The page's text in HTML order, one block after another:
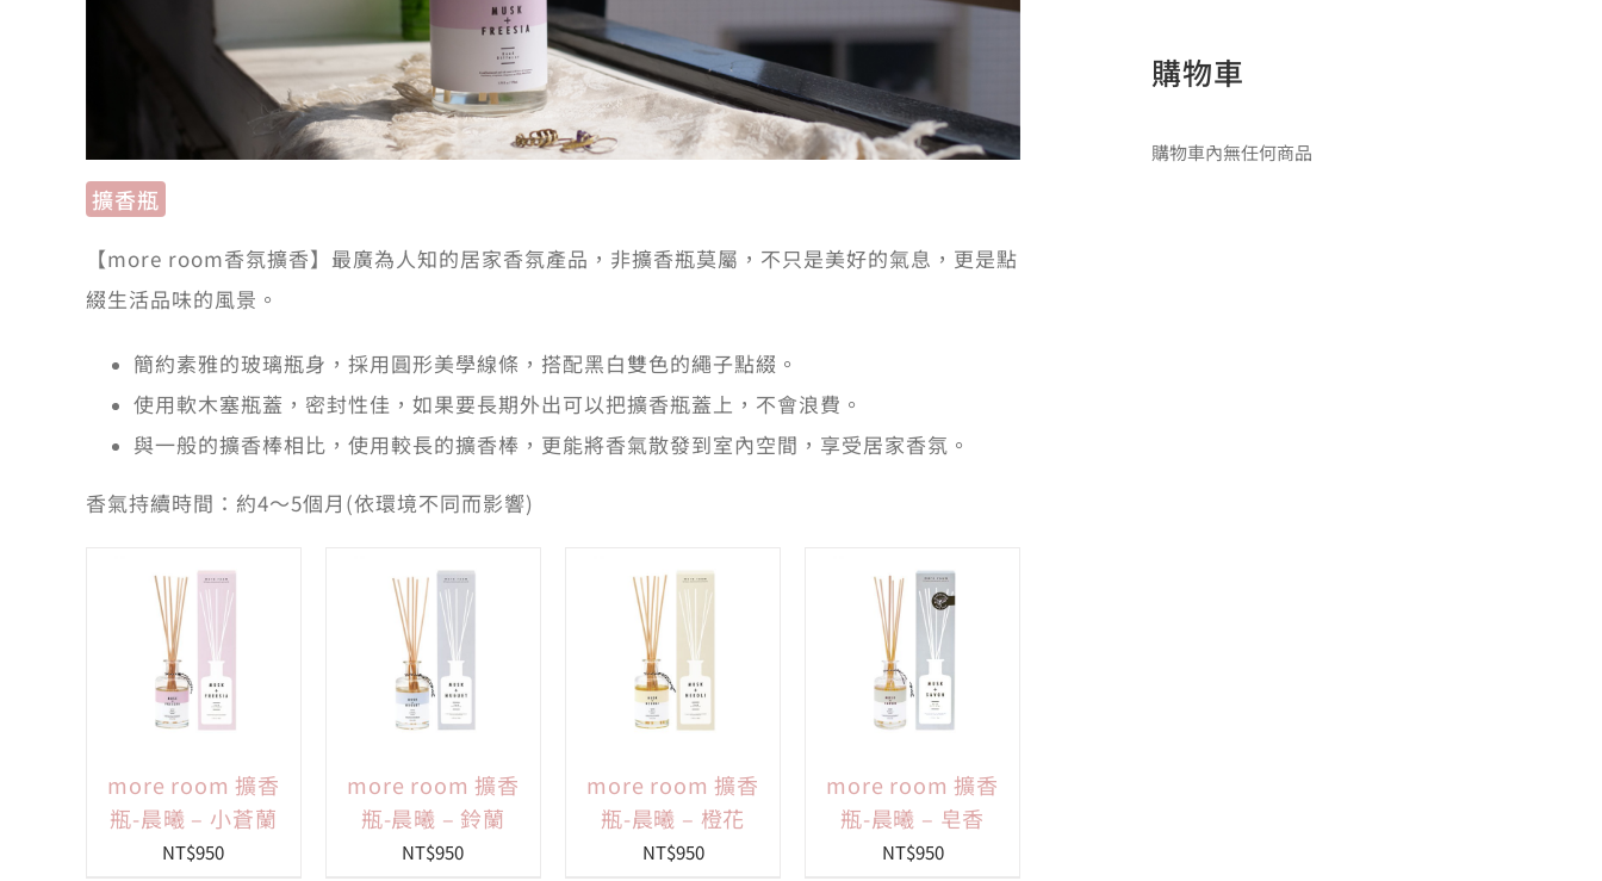
擴香瓶
【more room香氛擴香】最廣為人知的居家香氛產品，非擴香瓶莫屬，不只是美好的氣息，更是點
綴生活品味的風景。
簡約素雅的玻璃瓶身，採用圓形美學線條，搭配黑白雙色的繩子點綴。
使用軟木塞瓶蓋，密封性佳，如果要長期外出可以把擴香瓶蓋上，不會浪費。
與一般的擴香棒相比，使用較長的擴香棒，更能將香氣散發到室內空間，享受居家香氛。
香氣持續時間：約4～5個月(依環境不同而影響)
more room 擴香
瓶-晨曦 – 小蒼蘭
NT$950
情
more room 擴香
瓶-晨曦 – 鈴蘭
NT$950
情
more room 擴香
瓶-晨曦 – 橙花
NT$950
情
more room 擴香
瓶-晨曦 – 皂香
NT$950
購物車
購物車內無任何商品